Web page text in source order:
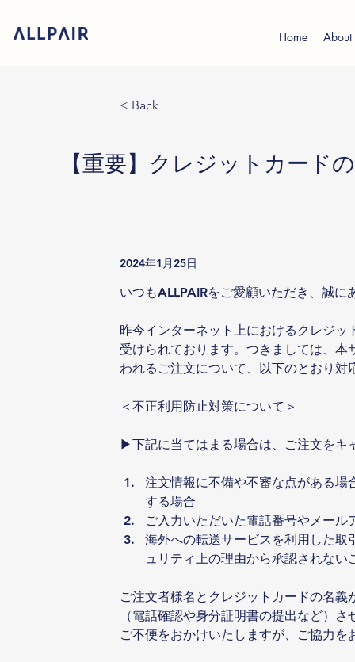
Home About
< Back
【重要】クレジットカード
2024年1月25日
いつもALLPAIRをご愛顧いただき、誠に
昨今インターネット上におけるクレジ
受けられております。つきましては、
われるご注文について、以下のとおり対
＜不正利用防止対策について＞
▶下記に当てはまる場合は、ご注文をキ
注文情報に不備や不審な点がある
する場合
ご入力いただいた電話番号やメー
海外への転送サービスを利用した
ュリティ上の理由から承認されない
ご注文者様名とクレジットカードの名
（電話確認や身分証明書の提出など）
ご不便をおかけいたしますが、ご協力を